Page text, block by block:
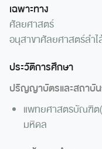
เฉพาะทาง
ศัลยศาสตร์
อนุสาขาศัลยศาสตร์ลำ
ประวัติการศึกษา
ปริญญาบัตรและสถาบั
แพทยศาสตรบัณฑิต
มหิดล